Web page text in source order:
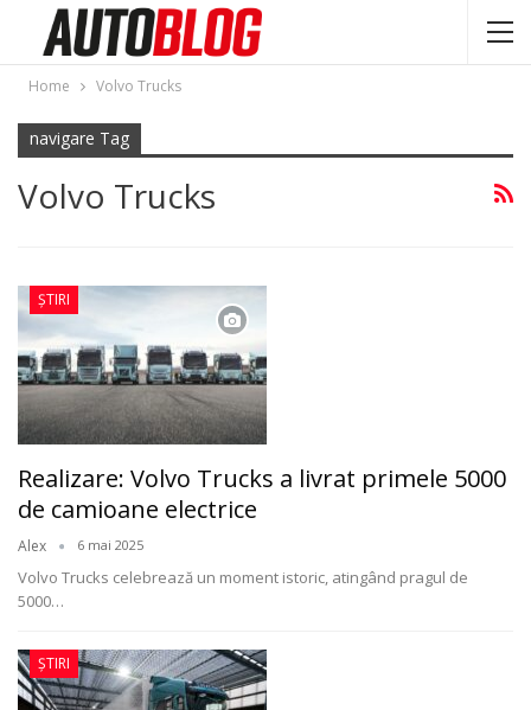
Home Volvo Trucks
navigare Tag
Volvo Trucks
ȘTIRI
Realizare: Volvo Trucks a livrat primele 5000
de camioane electrice
Alex 6 mai 2025
Volvo Trucks celebrează un moment istoric, atingând pragul de
5000…
ȘTIRI